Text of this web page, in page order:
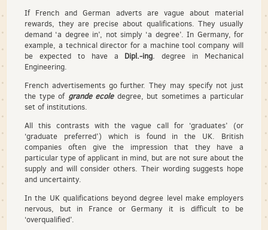
If French and German adverts are vague about material
rewards, they are precise about qualifications. They usually
demand ‘a degree in’, not simply ‘a degree’. In Germany, for
example, a technical director for a machine tool company will
be expected to have a Dipl.-ing. degree in Mechanical
Engineering.
French advertisements go further. They may specify not just
the type of grande ecoledegree, but sometimes a particular
set of institutions.
All this contrasts with the vague call for ‘graduates’ (or
‘graduate preferred’) which is found in the UK. British
companies often give the impression that they have a
particular type of applicant in mind, but are not sure about the
supply and will consider others. Their wording suggests hope
and uncertainty.
In the UK qualifications beyond degree level make employers
nervous, but in France or Germany it is difficult to be
‘overqualified’.